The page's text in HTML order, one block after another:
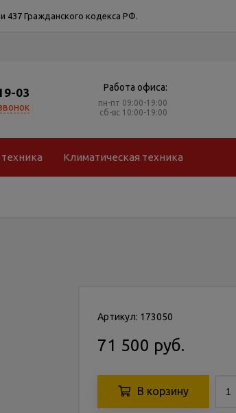
Гражданского кодекса РФ.
03 Работа офиса:
пн-пт 09:00-19:00
сб-вс 10:00-19:00
Климатическая техника
Артикул: 173050
71 500 руб.
В корзину